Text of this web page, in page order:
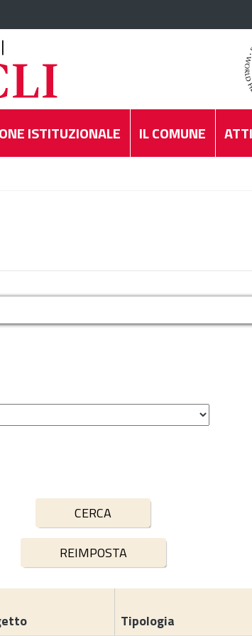
ISTITUZIONALE IL COMUNE
Tipologia